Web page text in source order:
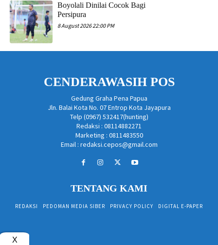
Boyolali Dinilai Cocok Bagi
Persipura
8 August 2026 22:00 PM
CENDERAWASIH POS
Gedung Graha Pena Papua
Jln. Balai Kota No. 07 Entrop Kota Jayapura
Telp (0967) 532417(hunting)
Redaksi : 08114882271
Marketing : 0811483550
Email : redaksi.cepos@gmail.com
TENTANG KAMI
REDAKSI PEDOMAN MEDIA SIBER PRIVACY POLICY DIGITAL E-PAPER
X